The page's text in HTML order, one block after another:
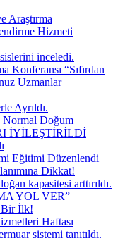
Araştırma
Hizmeti
inceledi.
Konferansı “Sıfırdan
Uzmanlar
Ayrıldı.
Normal Doğum
İYİLEŞTİRİLDİ
Eğitimi Düzenlendi
Dikkat!
kapasitesi arttırıldı.
YOL VER”
Bir İlk!
Haftası
sistemi tanıtıldı.